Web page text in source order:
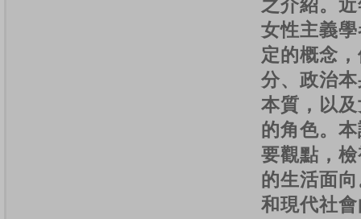
之介紹。
女性主義
定的概念
分、政治
本質，以
的角色。
要觀點，
的生活面
和現代社